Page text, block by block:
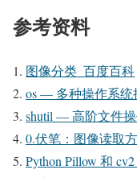
参考资料
图像分类_百度百科
os — 多种操作系统
shutil — 高阶文件
0.伏笔：图像读取
Python Pillow 和